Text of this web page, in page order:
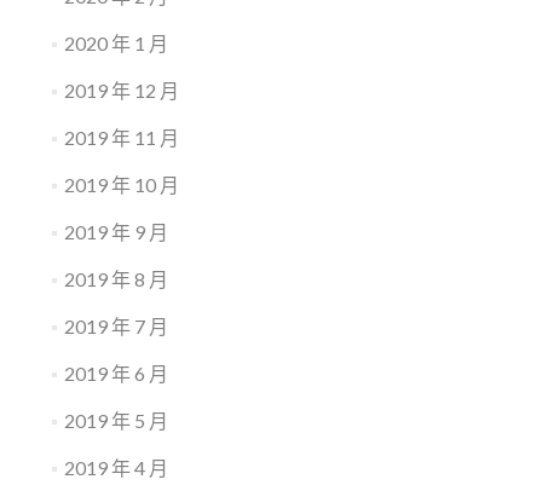
2020 年 1 月
2019 年 12 月
2019 年 11 月
2019 年 10 月
2019 年 9 月
2019 年 8 月
2019 年 7 月
2019 年 6 月
2019 年 5 月
2019 年 4 月